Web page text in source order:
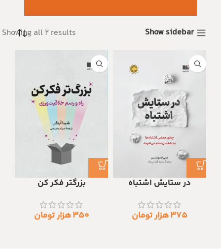
Show sidebar
Showing all 2 results
در ستایش اشتباه
۳۷۵هزار تومان
بزرگتر فکر کن
۳۵۰هزار تومان